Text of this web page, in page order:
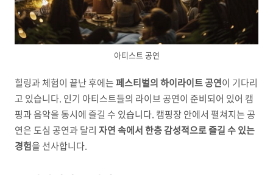
아티스트 공연
힐링과 체험이 끝난 후에는페스티벌의 하이라이트 공연이 기다리
고 있습니다. 인기 아티스트들의 라이브 공연이 준비되어 있어 캠
핑과 음악을 동시에 즐길 수 있습니다. 캠핑장 안에서 펼쳐지는 공
연은 도심 공연과 달리 자연 속에서 한층 감성적으로 즐길 수 있는
경험을 선사합니다.